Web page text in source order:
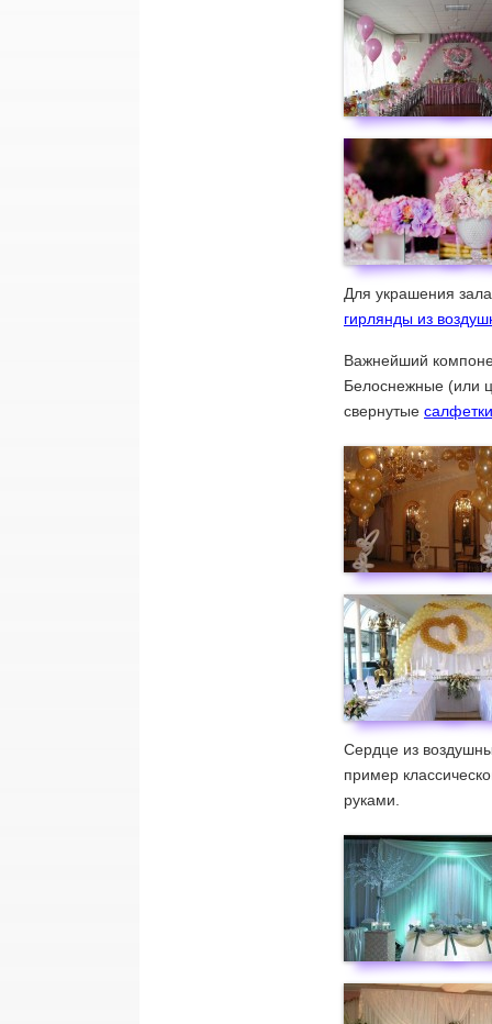
Для украшения
гирлянды из
Важнейший
Белоснежные (или
свернутые салфетки
Сердце из
пример
руками.